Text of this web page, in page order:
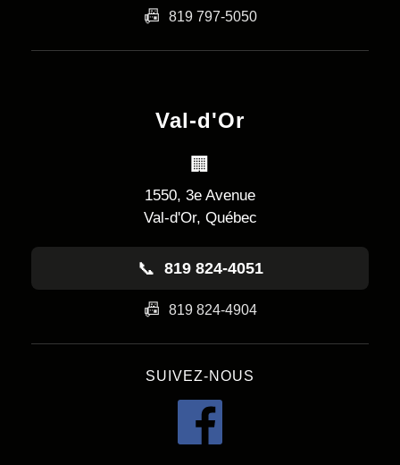
📠 819 797-5050
Val-d'Or
🏢
1550, 3e Avenue
Val-d'Or, Québec
📞 819 824-4051
📠 819 824-4904
SUIVEZ-NOUS